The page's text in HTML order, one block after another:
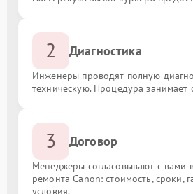
2 Диагностика
Инженеры проводят полную
техническую. Процедура занимает
3 Договор
Менеджеры согласовывают с вами
ремонта Canon: стоимость, сроки,
условия.